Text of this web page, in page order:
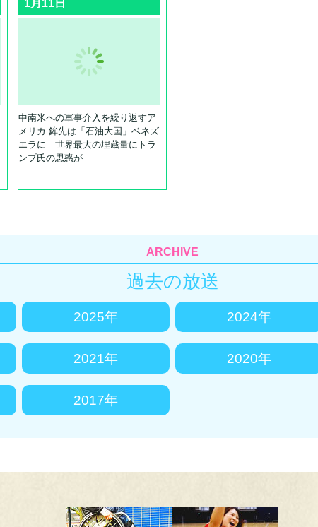
1月11日
中南米への軍事介入を繰り返すア
メリカ 鉾先は「石油大国」ベネズ
エラに 世界最大の埋蔵量にトラ
ンプ氏の思惑が
ARCHIVE
過去の放送
2025年 2024年
2021年 2020年
2017年